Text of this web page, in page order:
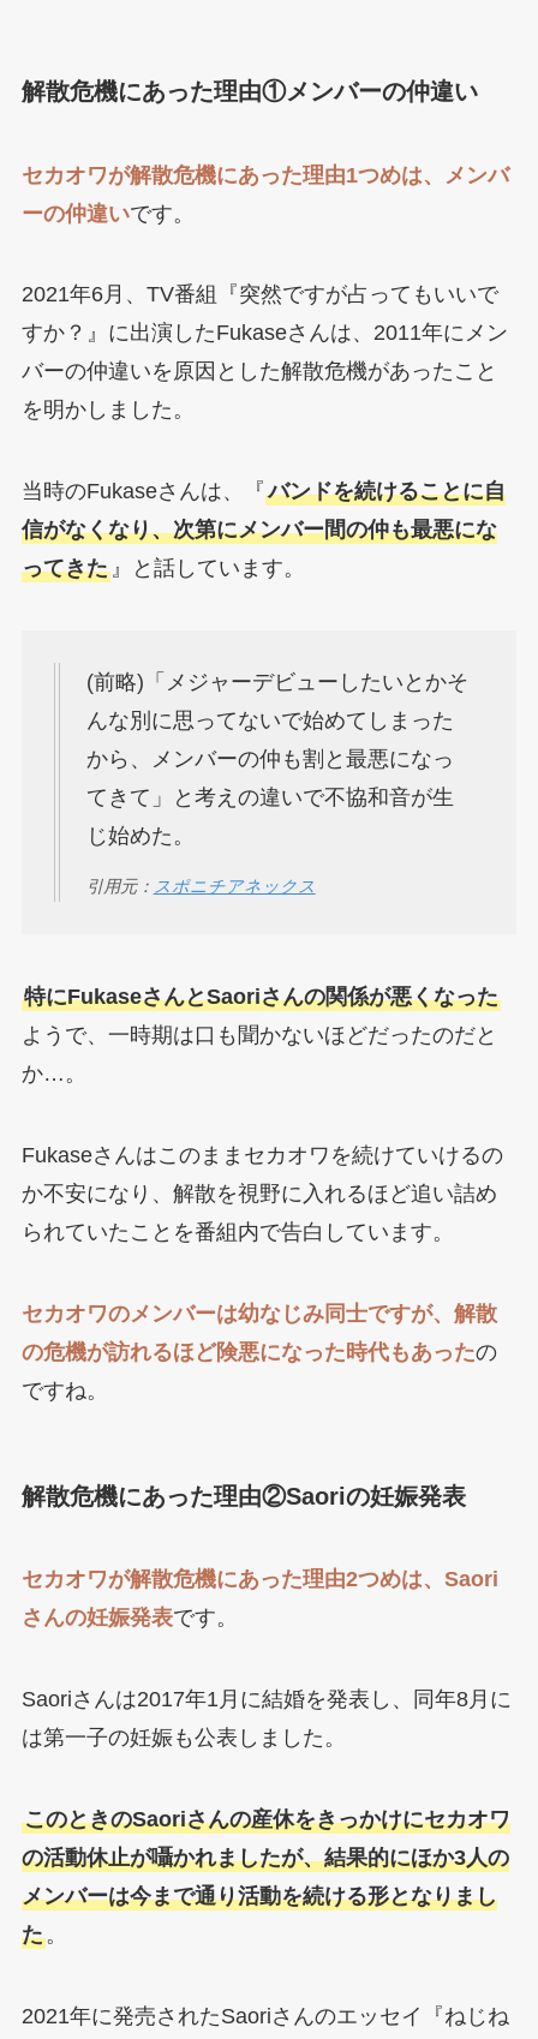
解散危機にあった理由①メンバーの仲違い
セカオワが解散危機にあった理由1つめは、メンバ
ーの仲違いです。
2021年6月、TV番組『突然ですが占ってもいいで
すか？』に出演したFukaseさんは、2011年にメン
バーの仲違いを原因とした解散危機があったこと
を明かしました。
当時のFukaseさんは、『バンドを続けることに自
信がなくなり、次第にメンバー間の仲も最悪にな
ってきた』と話しています。
(前略)「メジャーデビューしたいとかそ
んな別に思ってないで始めてしまった
から、メンバーの仲も割と最悪になっ
てきて」と考えの違いで不協和音が生
じ始めた。
引用元： スポニチアネックス
特にFukaseさんとSaoriさんの関係が悪くなった
ようで、一時期は口も聞かないほどだったのだと
か…。
Fukaseさんはこのままセカオワを続けていけるの
か不安になり、解散を視野に入れるほど追い詰め
られていたことを番組内で告白しています。
セカオワのメンバーは幼なじみ同士ですが、解散
の危機が訪れるほど険悪になった時代もあったの
ですね。
解散危機にあった理由②Saoriの妊娠発表
セカオワが解散危機にあった理由2つめは、Saori
さんの妊娠発表です。
Saoriさんは2017年1月に結婚を発表し、同年8月に
は第一子の妊娠も公表しました。
このときのSaoriさんの産休をきっかけにセカオワ
の活動休止が囁かれましたが、結果的にほか3人の
メンバーは今まで通り活動を続ける形となりまし
た。
2021年に発売されたSaoriさんのエッセイ『ねじね